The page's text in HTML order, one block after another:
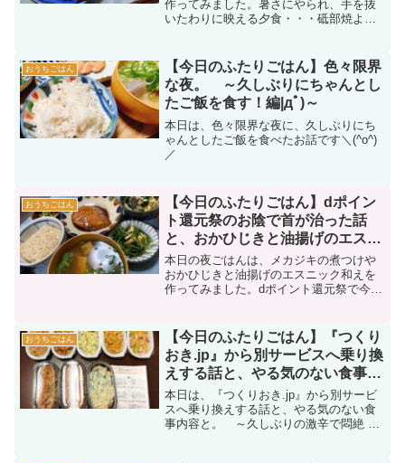
作ってみました。暑さにやられ、手を抜
いたわりに映える夕食・・・砥部焼よ、
おうちごはん
【今日のふたりごはん】色々限界
な夜。 ～久しぶりにちゃんとし
たご飯を食す！編|дﾟ)～
本日は、色々限界な夜に、久しぶりにち
ゃんとしたご飯を食べたお話です＼(^o^)
／
おうちごはん
【今日のふたりごはん】dポイン
ト還元祭のお陰で首が治った話
と、おかひじきと油揚げのエスニ
ック和えが美味しすぎた件 ～今
日は手抜きじゃないｶﾓ(ﾟдﾟ)～
本日の夜ごはんは、メカジキの煮つけや
おかひじきと油揚げのエスニック和えを
作ってみました。dポイント還元祭で今日
は結構めんどくさい料理が多かったの
で、珍しく手抜きじゃないｶﾓ(ﾟдﾟ)ｗ
おうちごはん
【今日のふたりごはん】『つくり
おき.jp』から別サービスへ乗り換
えする話と、やる気のない食事内
容と。 ～久しぶりの激辛で悶絶
編|дﾟ)～
本日は、『つくりおき.jp』から別サービ
スへ乗り換えする話と、やる気のない食
事内容と。 ～久しぶりの激辛で悶絶 編|